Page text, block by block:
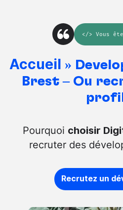
</> Vous
Accueil »
Brest – Où
Pourquoi choisir
recruter des
Recrutez un